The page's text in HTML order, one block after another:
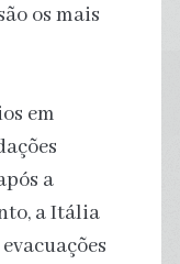
os mais
em
a
a Itália